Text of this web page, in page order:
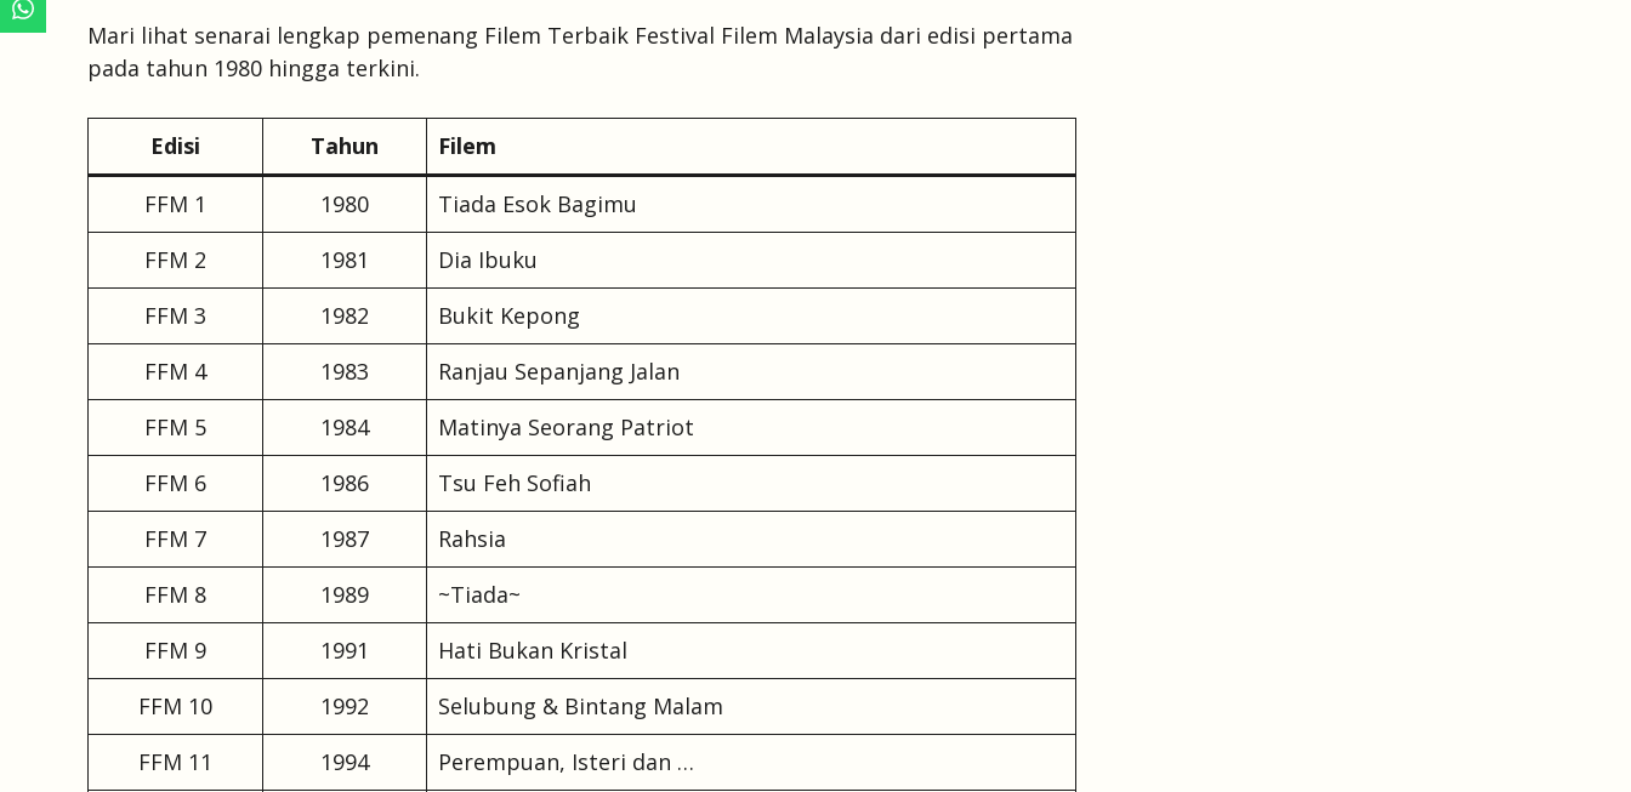
Mari lihat senarai lengkap pemenang Filem Terbaik Festival Filem Malaysia dari edisi pertama
pada tahun 1980 hingga terkini.
Edisi Tahun
Filem
FFM 1
1980
Tiada Esok Bagimu
FFM 2
1981
Dia Ibuku
FFM 3
1982
Bukit Kepong
FFM 4
1983
Ranjau Sepanjang Jalan
FFM 5
1984
Matinya Seorang Patriot
FFM 6
1986
Tsu Feh Sofiah
FFM 7
1987
Rahsia
FFM 8
1989
~Tiada~
FFM 9
1991
Hati Bukan Kristal
FFM 10
1992
Selubung & Bintang Malam
FFM 11
1994
Perempuan, Isteri dan …